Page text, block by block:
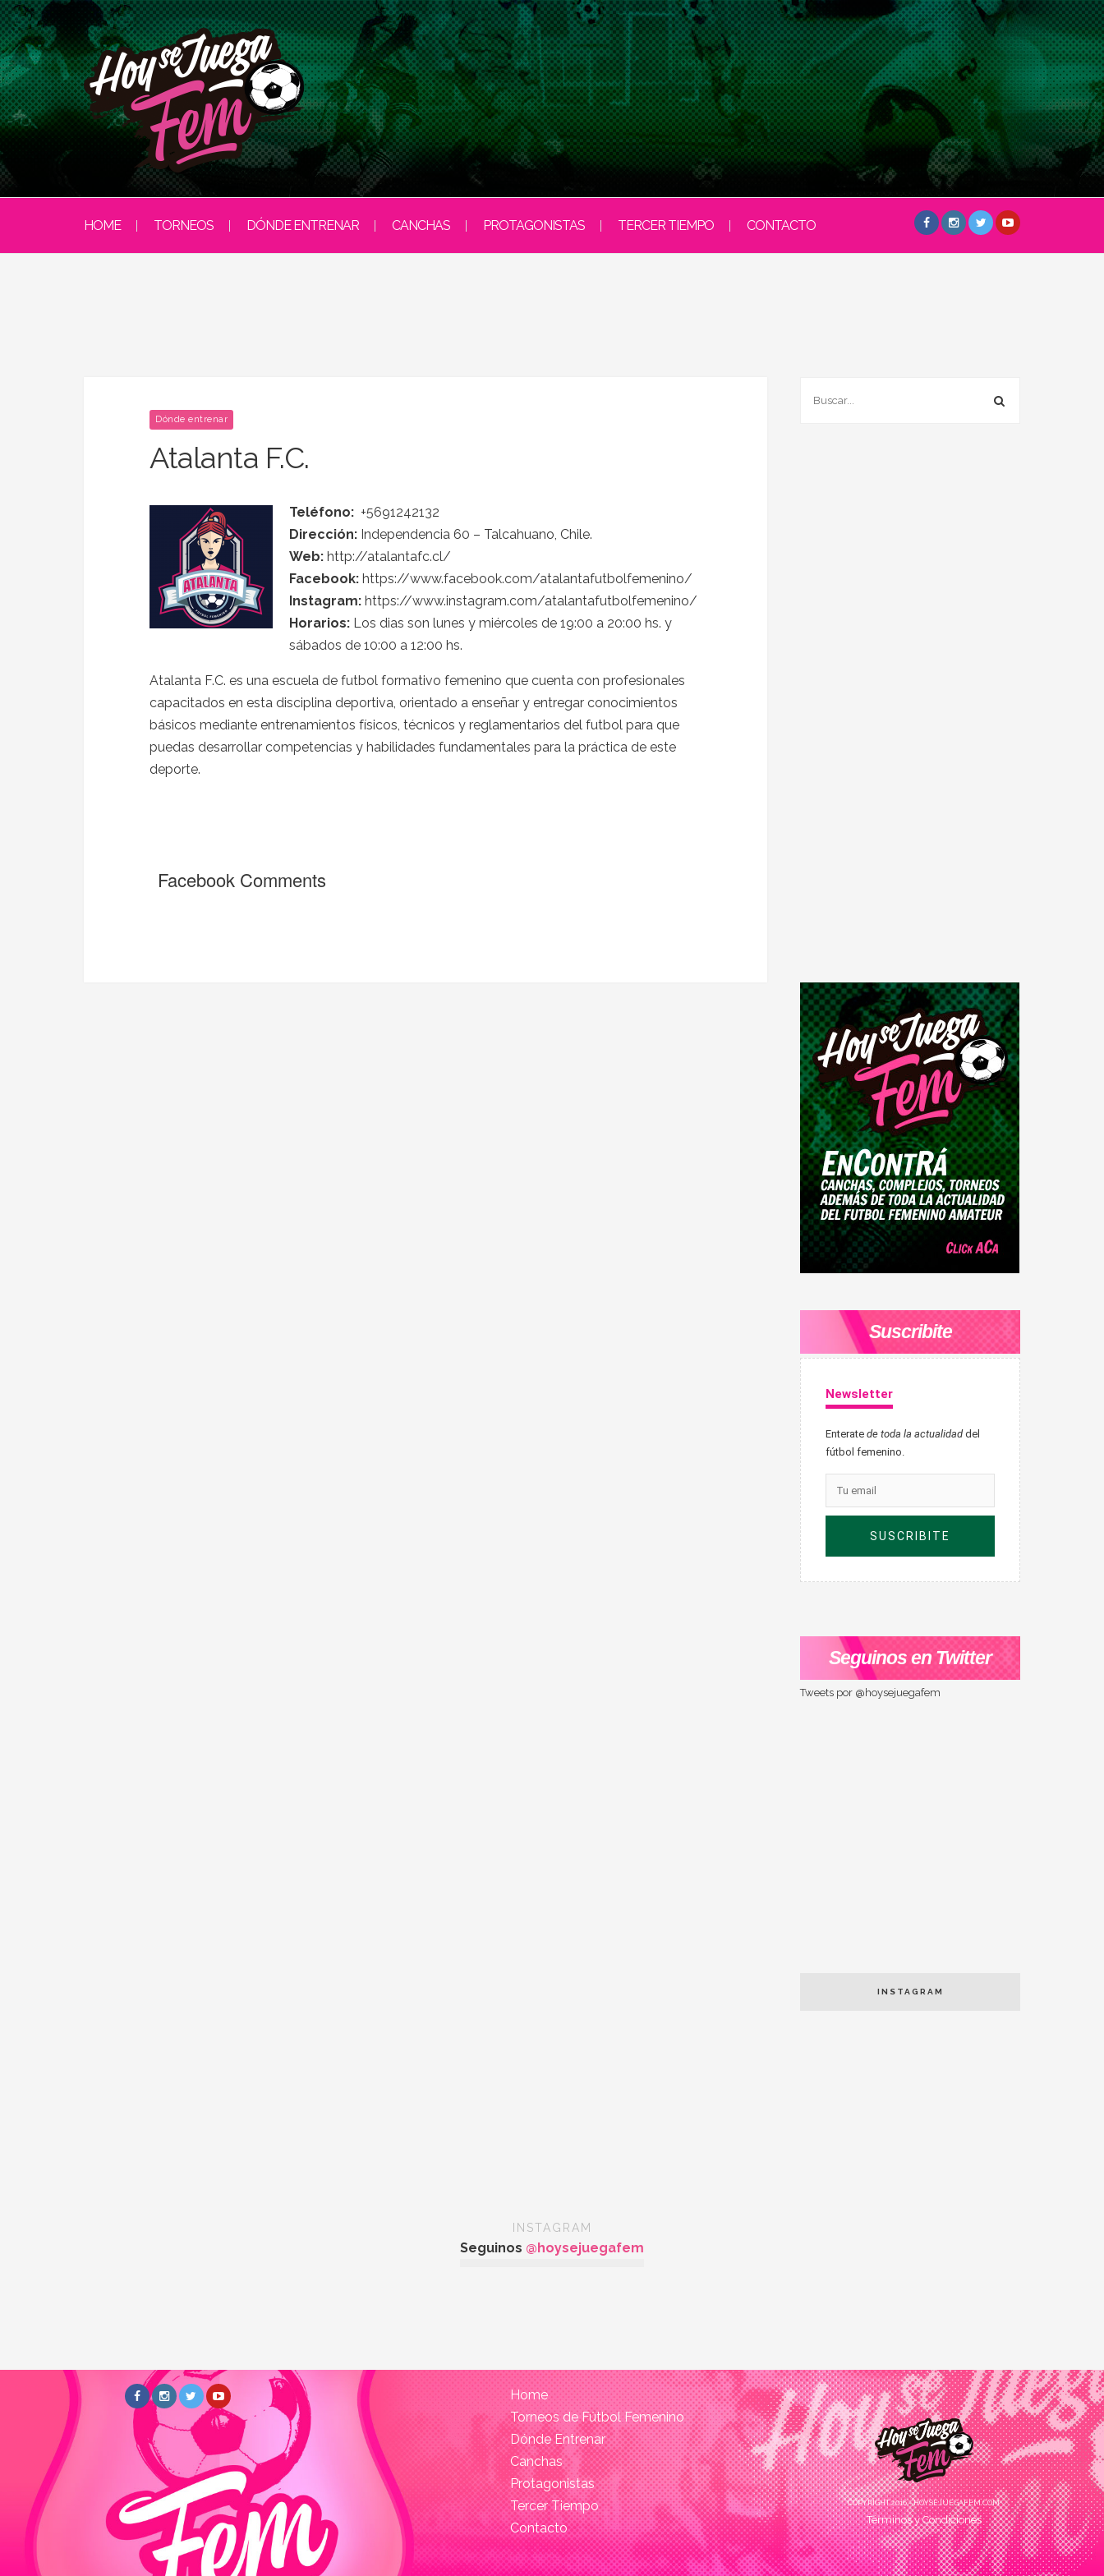
HOME TORNEOS DÓNDE ENTRENAR CANCHAS PROTAGONISTAS TERCER TIEMPO CONTACTO
Dónde entrenar
Atalanta F.C.
Teléfono: +5691242132
Dirección: Independencia 60 – Talcahuano, Chile.
Web: http://atalantafc.cl/
Facebook: https://www.facebook.com/atalantafutbolfemenino/
Instagram: https://www.instagram.com/atalantafutbolfemenino/
Horarios: Los dias son lunes y miércoles de 19:00 a 20:00 hs. y
sábados de 10:00 a 12:00 hs.
Atalanta F.C. es una escuela de futbol formativo femenino que cuenta con profesionales
capacitados en esta disciplina deportiva, orientado a enseñar y entregar conocimientos
básicos mediante entrenamientos físicos, técnicos y reglamentarios del futbol para que
puedas desarrollar competencias y habilidades fundamentales para la práctica de este
deporte.
Facebook Comments
Seguinos en Twitter
Tweets por @hoysejuegafem
INSTAGRAM
INSTAGRAM
Seguinos @hoysejuegafem
Home
Torneos de Fútbol Femenino
Dónde Entrenar
Canchas
Protagonistas
Tercer Tiempo
Contacto
COPYRIGHT 2016 - HOYSEJUEGAFEM.COM
Términos y Condiciones